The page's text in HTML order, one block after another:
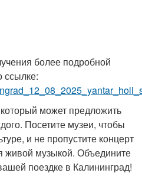
более подробной
ссылке:
может предложить
Посетите музеи, чтобы
и не пропустите концерт
живой музыкой. Объедините
поездке в Калининград!